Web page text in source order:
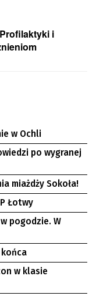
i
w Ochli
po wygranej
miażdży Sokoła!
Łotwy
pogodzie. W
końca
w klasie